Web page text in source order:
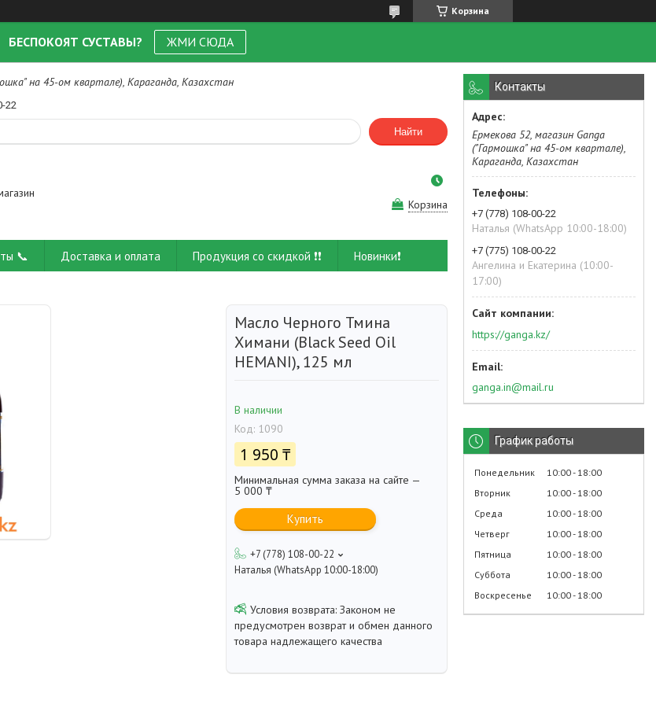
Корзина
БЕСПОКОЯТ СУСТАВЫ? ЖМИ СЮДА
на 45-ом квартале), Караганда, Казахстан
22
Найти
Корзина
📞 Доставка и оплата Продукция со скидкой ❗❗ Новинки❗
Масло Черного Тмина
Химани (Black Seed Oil
HEMANI), 125 мл
В наличии
Код: 1090
1 950 ₸
Минимальная сумма заказа на сайте —
5 000 ₸
Купить
+7 (778) 108-00-22
Наталья (WhatsApp 10:00-18:00)
Законом не
предусмотрен возврат и обмен данного
товара надлежащего качества
Контакты
Ермекова 52, магазин Ganga
("Гармошка" на 45-ом квартале),
Караганда, Казахстан
+7 (778) 108-00-22
Наталья (WhatsApp 10:00-18:00)
+7 (775) 108-00-22
Ангелина и Екатерина (10:00-
17:00)
https://ganga.kz/
ganga.in@mail.ru
График работы
Понедельник 10:00 18:00
Вторник
10:00 18:00
Среда
10:00 18:00
Четверг
10:00 18:00
Пятница
10:00 18:00
Суббота
10:00 18:00
Воскресенье
10:00 18:00